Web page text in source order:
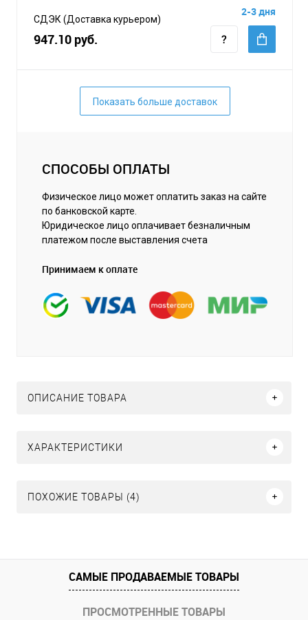
СДЭК (Доставка курьером)
947.10 руб.
2-3 дня
Показать больше доставок
СПОСОБЫ ОПЛАТЫ
Физическое лицо может оплатить заказ на сайте
по банковской карте.
Юридическое лицо оплачивает безналичным
платежом после выставления счета
Принимаем к оплате
ОПИСАНИЕ ТОВАРА
ХАРАКТЕРИСТИКИ
ПОХОЖИЕ ТОВАРЫ (4)
САМЫЕ ПРОДАВАЕМЫЕ ТОВАРЫ
ПРОСМОТРЕННЫЕ ТОВАРЫ